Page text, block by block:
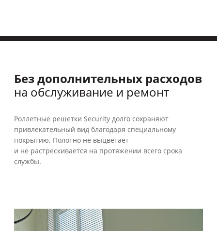
Без дополнительных расходов
на обслуживание и ремонт
Роллетные решетки Security долго сохраняют
привлекательный вид благодаря специальному
покрытию. Полотно не выцветает
и не растрескивается на протяжении всего срока
службы.